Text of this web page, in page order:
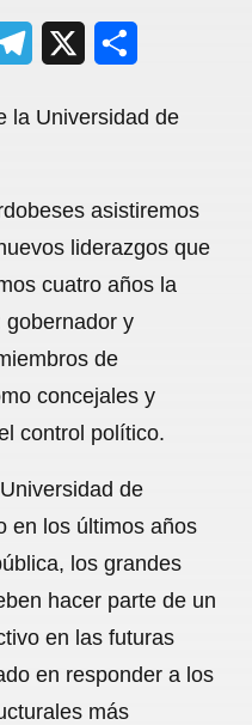
g
r
a
e
la Universidad de
asistiremos
liderazgos que
cuatro años la
gobernador y
de
concejales y
control político.
de
en los últimos años
los grandes
hacer parte de un
en las futuras
en responder a los
más